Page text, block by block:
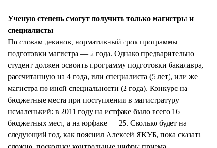
Ученую степень смогут получить только магистры и
специалисты
По словам деканов, нормативный срок программы
подготовки магистра — 2 года. Однако предварительно
студент должен освоить программу подготовки бакалавра,
рассчитанную на 4 года, или специалиста (5 лет), или же
магистра по иной специальности (2 года). Конкурс на
бюджетные места при поступлении в магистратуру
немаленький: в 2011 году на истфаке было всего 16
бюджетных мест, а на юрфаке — 25. Сколько будет на
следующий год, как пояснил Алексей ЯКУБ, пока сказать
сложно, поскольку контрольные цифры приема